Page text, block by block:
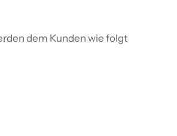
dem Kunden wie folgt